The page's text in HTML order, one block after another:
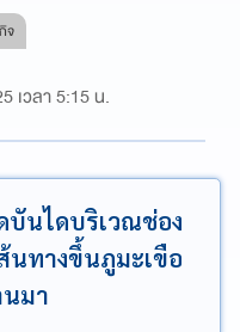
จ
เวลา 5:15 น.
บันไดบริเวณช่อง
นทางขึ้นภูมะเขือ
มา